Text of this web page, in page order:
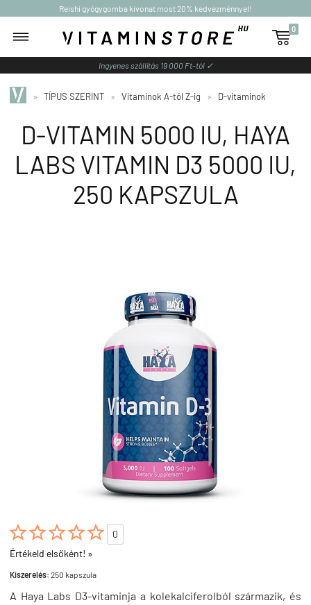
Reishi gyógygomba kivonat most 20% kedvezménnyel!

0
Ingyenes szállítás 19 000 Ft-tól ✓
» TÍPUS SZERINT » Vitaminok A-tól Z-ig » D-vitaminok
D-VITAMIN 5000 IU, HAYA
LABS VITAMIN D3 5000 IU,
250 KAPSZULA

0
Értékeld elsőként! »
Kiszerelés: 250 kapszula
A Haya Labs D3-vitaminja a kolekalciferolból származik, és